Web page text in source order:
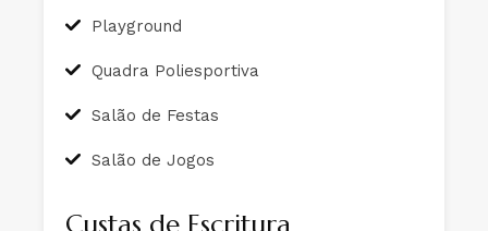
Playground
Quadra Poliesportiva
Salão de Festas
Salão de Jogos
Custas de Escritura